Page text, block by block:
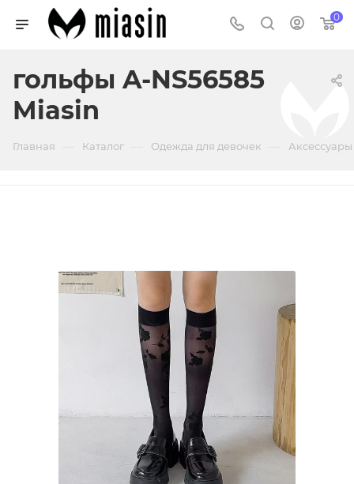
0
гольфы A-NS56585
Miasin
Главная Каталог Одежда для девочек